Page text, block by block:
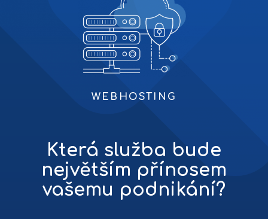
WEBHOSTING
Která služba bude
největším přínosem
vašemu podnikání?